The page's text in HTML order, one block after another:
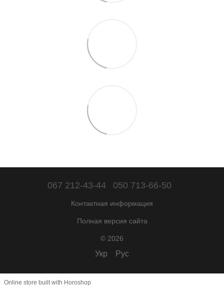
067 212-43-44 050 713-66-50
Контактная информация
Полная версия сайта
© 2026
Укр Рус
Online store built with Horoshop